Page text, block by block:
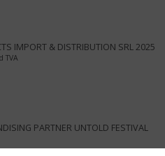
IMPORT & DISTRIBUTION SRL 2025
TVA
PARTNER UNTOLD FESTIVAL